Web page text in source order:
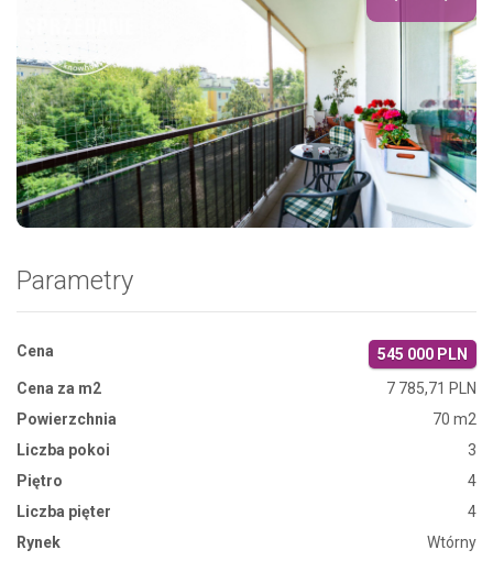
Zdjęcie 1
Parametry
Cena
545 000 PLN
Cena za m2
7 785,71 PLN
Powierzchnia
70 m2
Liczba pokoi
3
Piętro
4
Liczba pięter
4
Rynek
Wtórny